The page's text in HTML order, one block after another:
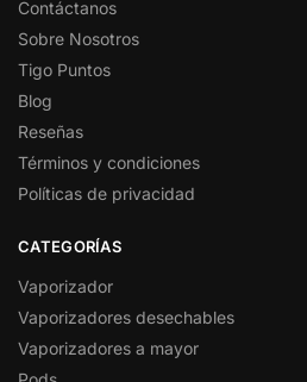
Contáctanos
Sobre Nosotros
Tigo Puntos
Blog
Reseñas
Términos y condiciones
Políticas de privacidad
CATEGORÍAS
Vaporizador
Vaporizadores desechables
Vaporizadores a mayor